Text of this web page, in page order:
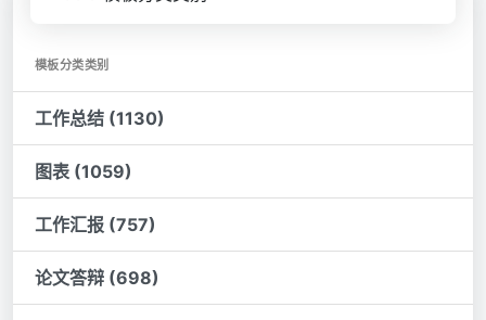
模板分类类别
工作总结 (1130)
图表 (1059)
工作汇报 (757)
论文答辩 (698)